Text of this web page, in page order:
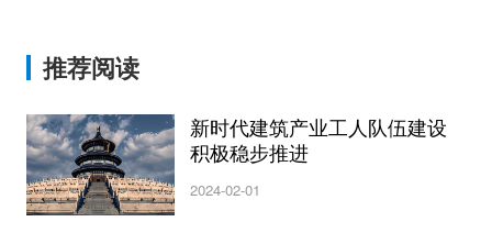
推荐阅读
新时代建筑产业工人队伍建设
积极稳步推进
2024-02-01